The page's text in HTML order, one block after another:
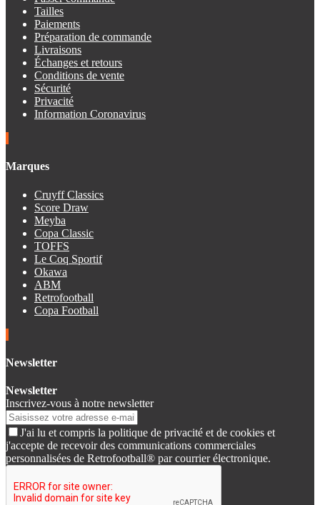
Tailles
Paiements
Préparation de commande
Livraisons
Échanges et retours
Conditions de vente
Sécurité
Privacité
Information Coronavirus
Marques
Cruyff Classics
Score Draw
Meyba
Copa Classic
TOFFS
Le Coq Sportif
Okawa
ABM
Retrofootball
Copa Football
Newsletter
Newsletter
Inscrivez-vous à notre newsletter
J'ai lu et compris la politique de privacité et de cookies et
j'accepte de recevoir des communications commerciales
personnalisées de Retrofootball® par courrier électronique.